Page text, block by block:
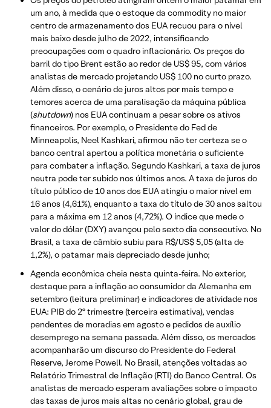
um ano, à medida que o estoque da commodity no maior
centro de armazenamento dos EUA recuou para o nível
mais baixo desde julho de 2022, intensificando
preocupações com o quadro inflacionário. Os preços do
barril do tipo Brent estão ao redor de US$ 95, com vários
analistas de mercado projetando US$ 100 no curto prazo.
Além disso, o cenário de juros altos por mais tempo e
temores acerca de uma paralisação da máquina pública
(shutdown) nos EUA continuam a pesar sobre os ativos
financeiros. Por exemplo, o Presidente do Fed de
Minneapolis, Neel Kashkari, afirmou não ter certeza se o
banco central apertou a política monetária o suficiente
para combater a inflação. Segundo Kashkari, a taxa de juros
neutra pode ter subido nos últimos anos. A taxa de juros do
título público de 10 anos dos EUA atingiu o maior nível em
16 anos (4,61%), enquanto a taxa do título de 30 anos saltou
para a máxima em 12 anos (4,72%). O índice que mede o
valor do dólar (DXY) avançou pelo sexto dia consecutivo. No
Brasil, a taxa de câmbio subiu para R$/US$ 5,05 (alta de
1,2%), o patamar mais depreciado desde junho;
Agenda econômica cheia nesta quinta-feira. No exterior,
destaque para a inflação ao consumidor da Alemanha em
setembro (leitura preliminar) e indicadores de atividade nos
EUA: PIB do 2º trimestre (terceira estimativa), vendas
pendentes de moradias em agosto e pedidos de auxílio
desemprego na semana passada. Além disso, os mercados
acompanharão um discurso do Presidente do Federal
Reserve, Jerome Powell. No Brasil, atenções voltadas ao
Relatório Trimestral de Inflação (RTI) do Banco Central. Os
analistas de mercado esperam avaliações sobre o impacto
das taxas de juros mais altas no cenário global, grau de